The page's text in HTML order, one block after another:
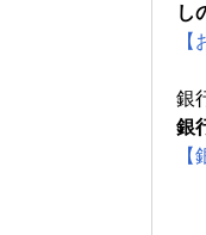
し
銀
銀